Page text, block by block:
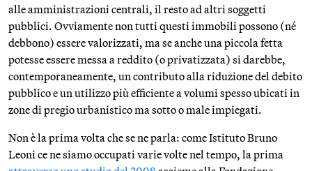
alle amministrazioni centrali, il resto ad altri soggetti
pubblici. Ovviamente non tutti questi immobili possono (né
debbono) essere valorizzati, ma se anche una piccola fetta
potesse essere messa a reddito (o privatizzata) si darebbe,
contemporaneamente, un contributo alla riduzione del debito
pubblico e un utilizzo più efficiente a volumi spesso ubicati in
zone di pregio urbanistico ma sotto o male impiegati.
Non è la prima volta che se ne parla: come Istituto Bruno
Leoni ce ne siamo occupati varie volte nel tempo, la prima